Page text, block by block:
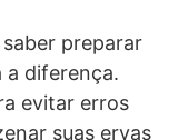
preparar
diferença.
evitar erros
suas ervas